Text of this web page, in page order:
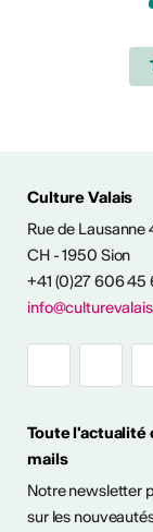
CULTURELLES
ouvert en
en plein air! Découvrez
à ciel ouvert
été culturel. ...
Culture Valais
Rue de Lausanne
CH - 1950 Sion
+41 (0)27 606 45
Toute l'actualité
mails
Notre newsletter
sur les